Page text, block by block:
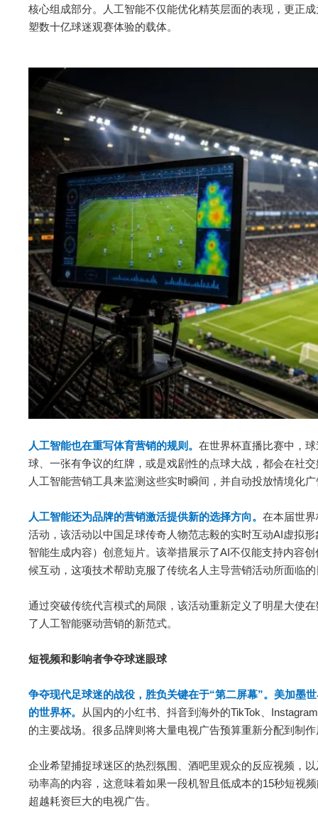
核心组成部分。人工智能不仅能优化精英层面的表现，更正
塑数十亿球迷观赛体验的载体。
人工智能也在重写体育营销的规则。 在世界杯直播比赛中，
球、一张有争议的红牌，或是戏剧性的点球大战，都会在社
人工智能营销工具来监测这些实时瞬间，并自动投放情境化
人工智能还为品牌的营销激活提供新的选择方向。 在本届世
活动，该活动以中国足球传奇人物范志毅的实时互动AI虚拟
智能生成内容）创意短片。该举措展示了AI不仅能支持内容
候互动，这项技术帮助克服了传统名人主导营销活动所面临
通过突破传统代言模式的局限，该活动重新定义了明星大使
了人工智能驱动营销的新范式。
短视频和影响者争夺球迷眼球
争夺现代足球迷的战役，胜负关键在于“第二屏幕”。美加墨
的世界杯。
从国内的小红书、抖音到海外的TikTok、
的主要战场。很多品牌则将大量电视广告预算重新分配到制
企业希望捕捉球迷区的热烈氛围、酒吧里观众的反应视频，
动率高的内容，这意味着如果一段机智且低成本的15秒短视
超越耗资巨大的电视广告。